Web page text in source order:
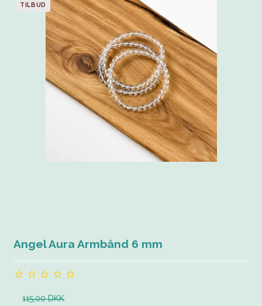
TILBUD
Angel Aura Armbånd 6 mm
115,00 DKK